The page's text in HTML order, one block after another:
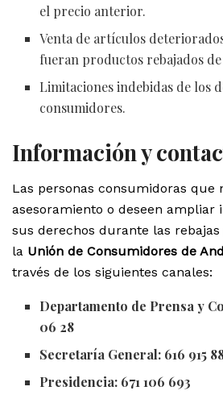
el precio anterior.
Venta de artículos
fueran productos rebajados
Limitaciones indebidas de los
consumidores.
Información y
Las personas consumidoras que
asesoramiento o deseen ampliar
sus derechos durante las
la Unión de Consumidores de
través de los siguientes canales:
Departamento de Prensa y
06 28
Secretaría General: 616 915
Presidencia: 671 106 693